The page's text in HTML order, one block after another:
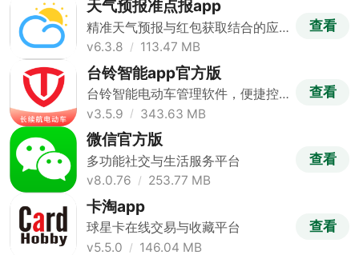
天气预报准点报app
精准天气预报与红包获取结合的应
用
v6.3.8 113.47 MB
查看
台铃智能app官方版
台铃智能电动车管理软件，便捷控
制出行
v3.5.9 343.63 MB
查看
微信官方版
多功能社交与生活服务平台
v8.0.76
253.77 MB
查看
卡淘app
球星卡在线交易与收藏平台
v5.5.0
146.04 MB
查看